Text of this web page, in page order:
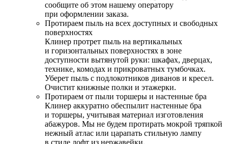
сообщите об этом нашему оператору
при оформлении заказа.
Протираем пыль на всех доступных и свободных
поверхностях
Клинер протрет пыль на вертикальных
и горизонтальных поверхностях в зоне
доступности вытянутой руки: шкафах, дверцах,
технике, комодах и прикроватных тумбочках.
Уберет пыль с подлокотников диванов и кресел.
Очистит книжные полки и этажерки.
Протираем от пыли торшеры и настенные бра
Клинер аккуратно обеспылит настенные бра
и торшеры, учитывая материал изготовления
абажуров. Мы не будем протирать мокрой тряпкой
нежный атлас или царапать стильную лампу
в стиле лофт из нержавейки.